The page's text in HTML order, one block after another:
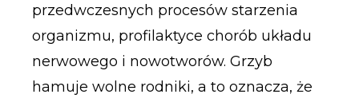
przedwczesnych procesów starzenia
organizmu, profilaktyce chorób układu
nerwowego i nowotworów. Grzyb
hamuje wolne rodniki, a to oznacza, że